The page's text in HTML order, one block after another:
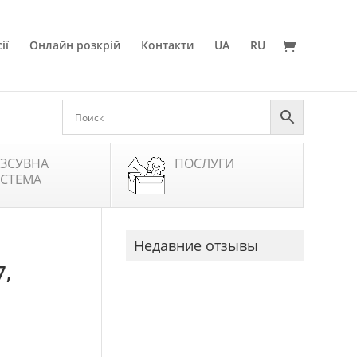
Онлайн розкрій Контакти UA RU
ПОСЛУГИ
Недавние отзывы